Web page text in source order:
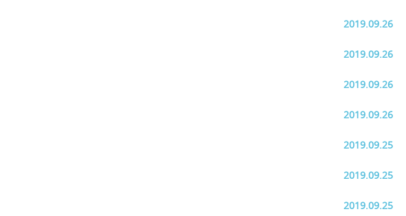
2019.09.26
2019.09.26
2019.09.26
2019.09.26
2019.09.25
2019.09.25
2019.09.25